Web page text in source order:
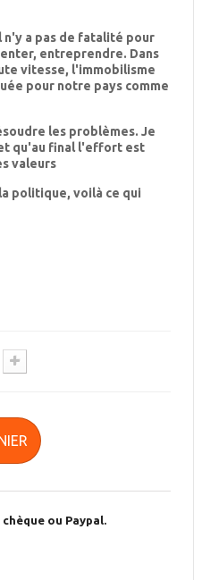
a pas de fatalité pour
entreprendre. Dans
vitesse, l'immobilisme
pour notre pays comme
les problèmes. Je
qu'au final l'effort est
valeurs
politique, voilà ce qui
ou Paypal.